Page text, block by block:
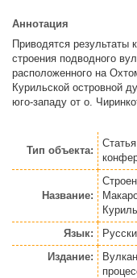
Аннотация
Приводятся результаты
строения подводного
расположенного на
Курильской островной
юго-западу от о.
Тип объекта:
Статья
Название:
Язык:
Издание: